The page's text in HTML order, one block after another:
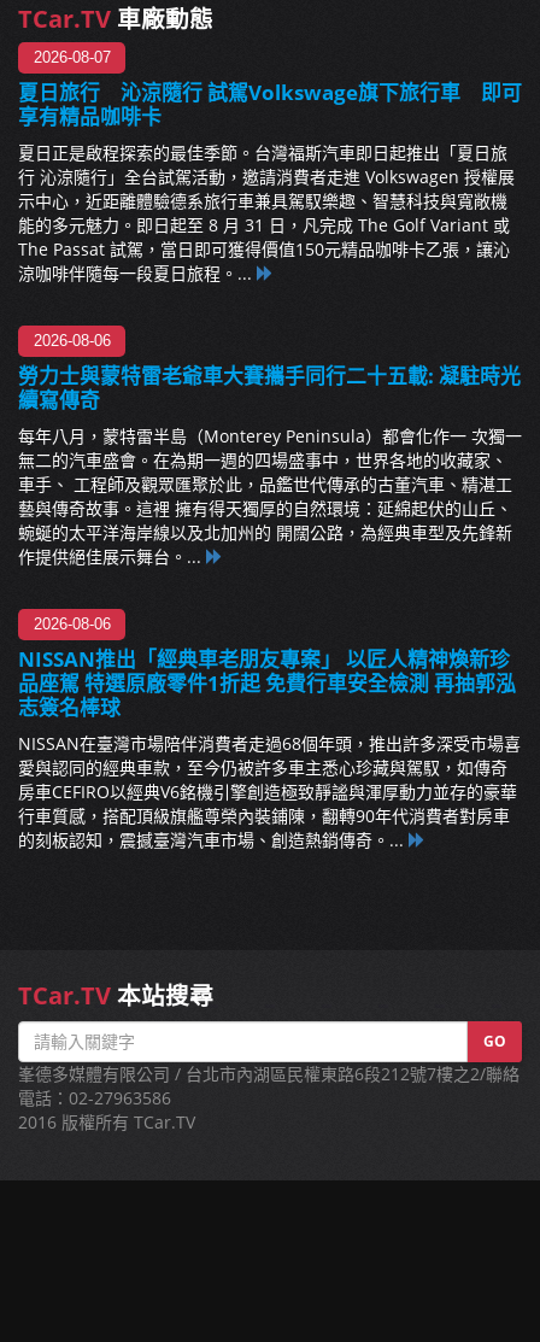
TCar.TV 車廠動態
2026-08-07
夏日旅行 沁涼隨行 試駕Volkswage旗下旅行車 即可
享有精品咖啡卡
夏日正是啟程探索的最佳季節。台灣福斯汽車即日起推出「夏日旅
行 沁涼隨行」全台試駕活動，邀請消費者走進 Volkswagen 授權展
示中心，近距離體驗德系旅行車兼具駕馭樂趣、智慧科技與寬敞機
能的多元魅力。即日起至 8 月 31 日，凡完成 The Golf Variant 或
The Passat 試駕，當日即可獲得價值150元精品咖啡卡乙張，讓沁
涼咖啡伴隨每一段夏日旅程。...
2026-08-06
勞力士與蒙特雷老爺車大賽攜手同行二十五載: 凝駐時光
續寫傳奇
每年八月，蒙特雷半島（Monterey Peninsula）都會化作一 次獨一
無二的汽車盛會。在為期一週的四場盛事中，世界各地的收藏家、
車手、 工程師及觀眾匯聚於此，品鑑世代傳承的古董汽車、精湛工
藝與傳奇故事。這裡 擁有得天獨厚的自然環境：延綿起伏的山丘、
蜿蜒的太平洋海岸線以及北加州的 開闊公路，為經典車型及先鋒新
作提供絕佳展示舞台。...
2026-08-06
NISSAN推出「經典車老朋友專案」 以匠人精神煥新珍
品座駕 特選原廠零件1折起 免費行車安全檢測 再抽郭泓
志簽名棒球
NISSAN在臺灣市場陪伴消費者走過68個年頭，推出許多深受市場喜
愛與認同的經典車款，至今仍被許多車主悉心珍藏與駕馭，如傳奇
房車CEFIRO以經典V6銘機引擎創造極致靜謐與渾厚動力並存的豪華
行車質感，搭配頂級旗艦尊榮內裝鋪陳，翻轉90年代消費者對房車
的刻板認知，震撼臺灣汽車市場、創造熱銷傳奇。...
TCar.TV本站搜尋
GO
峯德多媒體有限公司 / 台北市內湖區民權東路6段212號7樓之2/聯絡
電話：02-27963586
2016 版權所有 TCar.TV